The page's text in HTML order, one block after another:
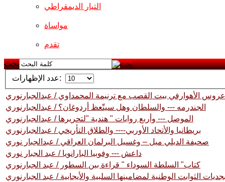
التيار الديمقراطي
مواساة
تقدم
بحث
عدد الإظهارات:
عروس الأهوارفي بيت القصب مع ترنيمة المحمداوي / عبدالجبارنوري
الجندرمه --- والسلطان وهل سيتّعظ أردوغان؟ / عبدالجبارنوري
الموصل --- وأربع روايات " هندية "لتحريرها / عبدالجبارنوري
بريطانيا والأتحاد الأوربي---- والطلاق التأريخي / عبدالجبارنوري
صحيفة الديلي ميل – وغسيل البرلمان العراقي / عبدالجبار نوري
داعش --- وفوبيا البارانويا / عبد الجبار نوري
كتاب" السلطة السوداء " قراءة بين السطور / عبد الجبارنوري
الثوابت الوطنية لمضامينها السلبية والأيجابية / عبد الجبارنوري